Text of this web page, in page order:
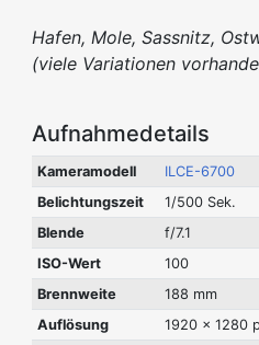
Hafen, Mole, Sassnitz,
(viele Variationen
Aufnahmedetails
Kameramodell
ILCE-6700
Belichtungszeit
1/500 Sek.
Blende
f/7.1
ISO-Wert
100
Brennweite
188 mm
Auflösung
1920 x 1280